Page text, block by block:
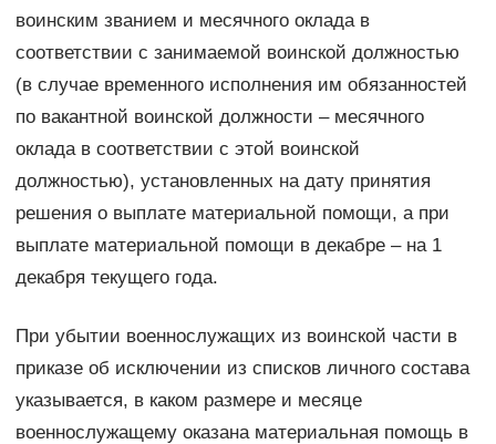
воинским званием и месячного оклада в
соответствии с занимаемой воинской должностью
(в случае временного исполнения им обязанностей
по вакантной воинской должности – месячного
оклада в соответствии с этой воинской
должностью), установленных на дату принятия
решения о выплате материальной помощи, а при
выплате материальной помощи в декабре – на 1
декабря текущего года.
При убытии военнослужащих из воинской части в
приказе об исключении из списков личного состава
указывается, в каком размере и месяце
военнослужащему оказана материальная помощь в